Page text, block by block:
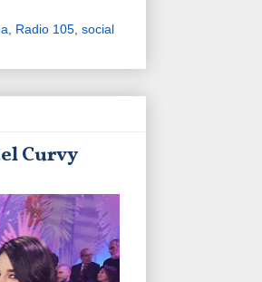
, Radio 105, social
Curvy